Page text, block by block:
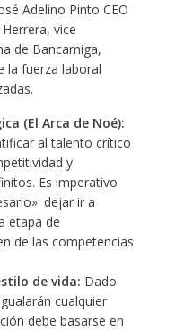
Adelino Pinto CEO
vice
de Bancamiga,
la fuerza laboral
(El Arca de Noé):
al talento crítico
y
Es imperativo
dejar ir a
etapa de
de las competencias
de vida: Dado
cualquier
debe basarse en